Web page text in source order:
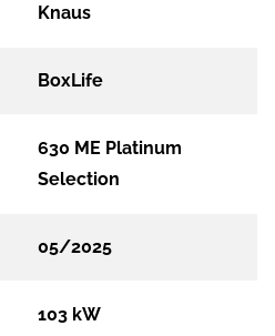
Knaus
BoxLife
630 ME Platinum
Selection
05/2025
103 kW